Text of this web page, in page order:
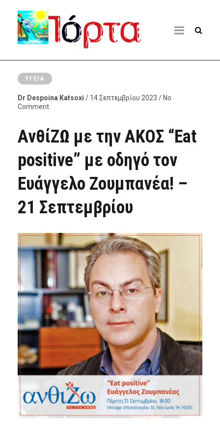
ΥΓΕΊΑ
Dr Despoina Katsoxi / 14 Σεπτεμβρίου 2023 / No
Comment
ΑνθίΖΩ με την ΑΚΟΣ “Eat
positive” με οδηγό τον
Ευάγγελο Ζουμπανέα! –
21 Σεπτεμβρίου